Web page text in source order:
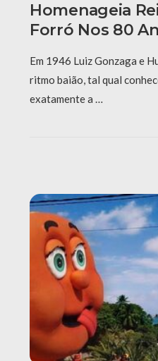
Homenageia
Forró Nos 80
Em 1946 Luiz Gonzaga e
ritmo baião, tal qual
exatamente a …